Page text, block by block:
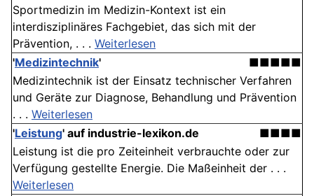
Sportmedizin im Medizin-Kontext ist ein
interdisziplinäres Fachgebiet, das sich mit der
Prävention, . . . Weiterlesen
'Medizintechnik'
■■■■■
Medizintechnik ist der Einsatz technischer Verfahren
und Geräte zur Diagnose, Behandlung und Prävention
. . . Weiterlesen
'Leistung' auf industrie-lexikon.de
■■■■
Leistung ist die pro Zeiteinheit verbrauchte oder zur
Verfügung gestellte Energie. Die Maßeinheit der . . .
Weiterlesen